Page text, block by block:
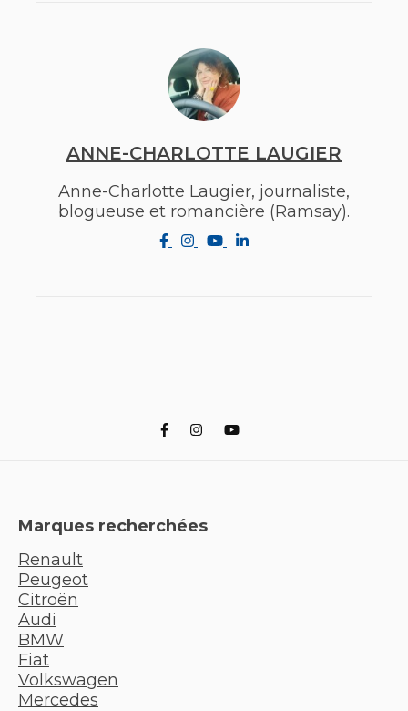
ANNE-CHARLOTTE LAUGIER
Anne-Charlotte Laugier, journaliste,
blogueuse et romancière (Ramsay).
Marques recherchées
Renault
Peugeot
Citroën
Audi
BMW
Fiat
Volkswagen
Mercedes